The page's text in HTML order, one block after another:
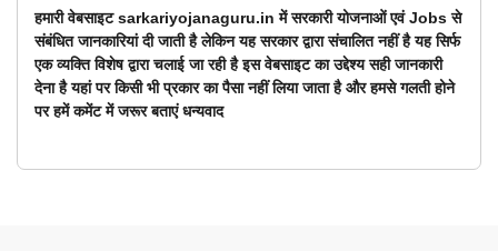
हमारी वेबसाइट sarkariyojanaguru.in में सरकारी योजनाओं एवं Jobs से
संबंधित जानकारियां दी जाती है लेकिन यह सरकार द्वारा संचालित नहीं है यह सिर्फ
एक व्यक्ति विशेष द्वारा चलाई जा रही है इस वेबसाइट का उद्देश्य सही जानकारी
देना है यहां पर किसी भी प्रकार का पैसा नहीं लिया जाता है और हमसे गलती होने
पर हमें कमेंट में जरूर बताएं धन्यवाद